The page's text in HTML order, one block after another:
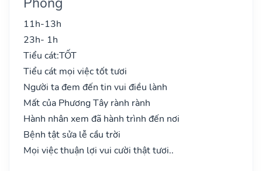
11h-13h
23h- 1h
Tiểu cát:TỐT
Tiểu cát mọi việc tốt tươi
Người ta đem đến tin vui điều lành
Mất của Phương Tây rành rành
Hành nhân xem đã hành trình đến nơi
Bệnh tật sửa lễ cầu trời
Mọi việc thuận lợi vui cười thật tươi..